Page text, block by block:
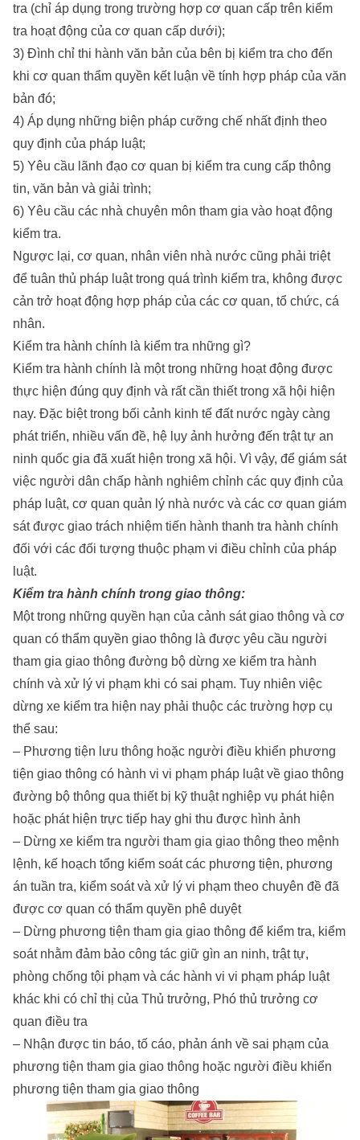
tra (chỉ áp dụng trong trường hợp cơ quan cấp trên kiểm
tra hoạt động của cơ quan cấp dưới);
3) Đình chỉ thi hành văn bản của bên bị kiểm tra cho đến
khi cơ quan thẩm quyền kết luận về tính hợp pháp của văn
bản đó;
4) Áp dụng những biện pháp cưỡng chế nhất định theo
quy định của pháp luật;
5) Yêu cầu lãnh đạo cơ quan bị kiểm tra cung cấp thông
tin, văn bản và giải trình;
6) Yêu cầu các nhà chuyên môn tham gia vào hoạt động
kiểm tra.
Ngược lại, cơ quan, nhân viên nhà nước cũng phải triệt
để tuân thủ pháp luật trong quá trình kiểm tra, không được
cản trở hoạt động hợp pháp của các cơ quan, tổ chức, cá
nhân.
Kiểm tra hành chính là kiểm tra những gì?
Kiểm tra hành chính là một trong những hoạt động được
thực hiện đúng quy định và rất cần thiết trong xã hội hiện
nay. Đặc biệt trong bối cảnh kinh tế đất nước ngày càng
phát triển, nhiều vấn đề, hệ lụy ảnh hưởng đến trật tự an
ninh quốc gia đã xuất hiện trong xã hội. Vì vậy, để giám sát
việc người dân chấp hành nghiêm chỉnh các quy định của
pháp luật, cơ quan quản lý nhà nước và các cơ quan giám
sát được giao trách nhiệm tiến hành thanh tra hành chính
đối với các đối tượng thuộc phạm vi điều chỉnh của pháp
luật.
Kiểm tra hành chính trong giao thông:
Một trong những quyền hạn của cảnh sát giao thông và cơ
quan có thẩm quyền giao thông là được yêu cầu người
tham gia giao thông đường bộ dừng xe kiểm tra hành
chính và xử lý vi phạm khi có sai phạm. Tuy nhiên việc
dừng xe kiểm tra hiện nay phải thuộc các trường hợp cụ
thể sau:
– Phương tiện lưu thông hoặc người điều khiển phương
tiện giao thông có hành vi vi phạm pháp luật về giao thông
đường bộ thông qua thiết bị kỹ thuật nghiệp vụ phát hiện
hoặc phát hiện trực tiếp hay ghi thu được hình ảnh
– Dừng xe kiểm tra người tham gia giao thông theo mệnh
lệnh, kế hoạch tổng kiểm soát các phương tiện, phương
án tuần tra, kiểm soát và xử lý vi phạm theo chuyên đề đã
được cơ quan có thẩm quyền phê duyệt
– Dừng phương tiện tham gia giao thông để kiểm tra, kiểm
soát nhằm đảm bảo công tác giữ gìn an ninh, trật tự,
phòng chống tội phạm và các hành vi vi phạm pháp luật
khác khi có chỉ thị của Thủ trưởng, Phó thủ trưởng cơ
quan điều tra
– Nhận được tin báo, tố cáo, phản ánh về sai phạm của
phương tiện tham gia giao thông hoặc người điều khiển
phương tiện tham gia giao thông